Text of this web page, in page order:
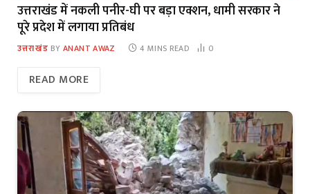
उत्तराखंड में नकली पनीर-घी पर बड़ा एक्शन, धामी सरकार ने
पूरे प्रदेश में लगाया प्रतिबंध
उत्तराखंड BY ANANT AWAZ 4 MINS READ 0
READ MORE